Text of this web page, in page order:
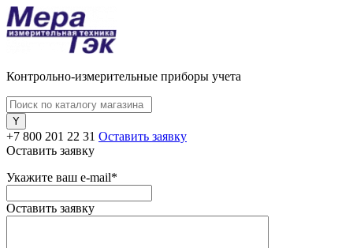
Контрольно-измерительные приборы учета
+7 800 201 22 31 Оставить заявку
Оставить заявку
Укажите ваш e-mail*
Оставить заявку